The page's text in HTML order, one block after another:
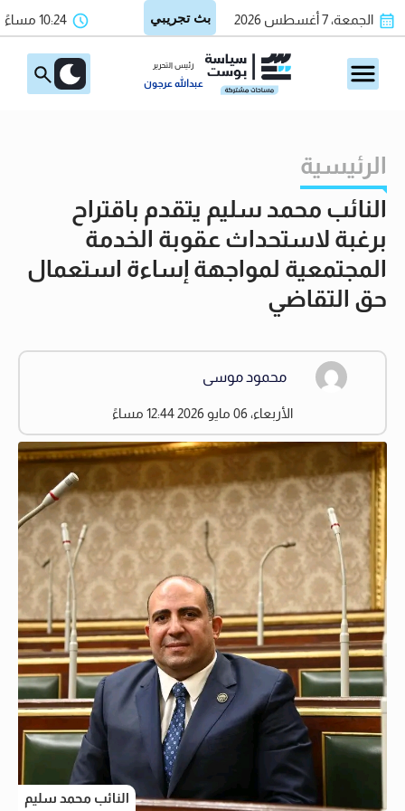
الجمعة، 7 أغسطس 2026 10:24 مساءً
رئيس التحرير
عبدالله عرجون
الرئيسية
النائب محمد سليم يتقدم باقتراح
برغبة لاستحداث عقوبة الخدمة
المجتمعية لمواجهة إساءة استعمال
حق التقاضي
محمود موسى
الأربعاء، 06 مايو 2026 12:44 مساءً
النائب محمد سليم